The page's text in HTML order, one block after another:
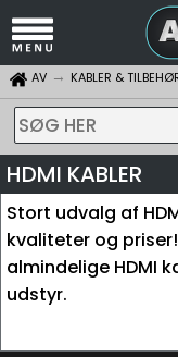
AV KABLER &
SØG HER
HDMI KABLER
Stort udvalg af
kvaliteter og
almindelige HDMI
udstyr.